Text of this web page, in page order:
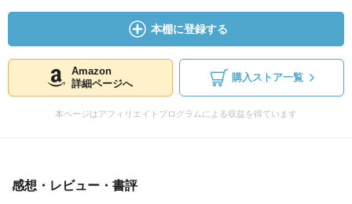
本棚に登録する
Amazon
詳細ページへ
購入ストア一覧
本ページはアフィリエイトプログラムによる収益を得ています
感想・レビュー・書評